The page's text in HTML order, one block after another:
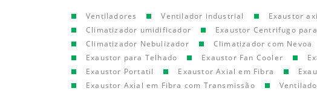
Ventiladores Ventilador industrial Exaustor
Climatizador umidificador
Exaustor Centrifugo
Climatizador Nebulizador
Climatizador com Nevoa
Exaustor para Telhado
Exaustor Fan Cooler
Exaustor Portatil
Exaustor Axial em Fibra
Exaustor Axial em Fibra com Transmissão